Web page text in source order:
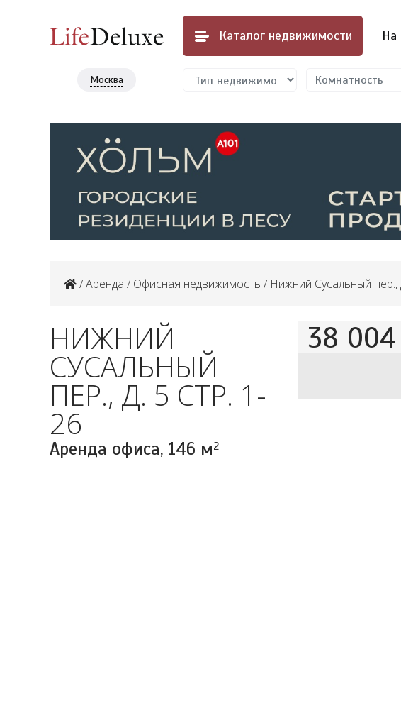
Каталог недвижимости На
Москва
/Аренда / Офисная недвижимость / Нижний Сусальный пер.,
НИЖНИЙ
СУСАЛЬНЫЙ
ПЕР., Д. 5 СТР. 1-
26
Аренда офиса, 146 м2
38